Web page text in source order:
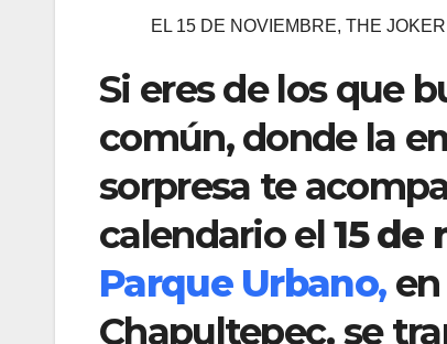
EL 15 DE NOVIEMBRE, THE
Si eres de los que
común, donde la
sorpresa te
calendario el15 de
Parque Urbano,
Chapultepec, se